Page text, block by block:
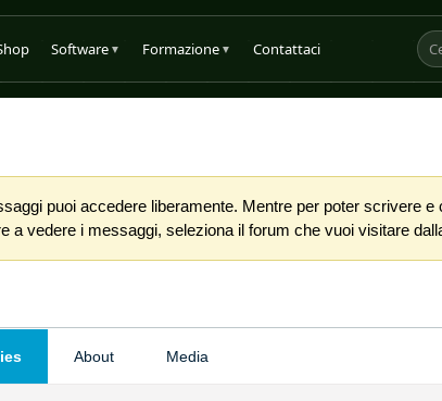
Software ▼ Formazione ▼ Contattaci
puoi accedere liberamente. Mentre per poter scrivere
a vedere i messaggi, seleziona il forum che vuoi visitare
About Media